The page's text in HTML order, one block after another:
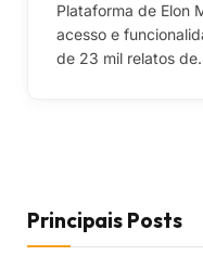
Plataforma de Elon
acesso e
de 23 mil relatos
Principais Posts